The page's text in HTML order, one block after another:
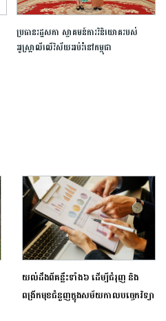
ប្រធានរដ្ឋសភា ស្វាគមន៍ការវិនិយោគរបស់
អូស្រ្តាលីលើវិស័យអប់រំនៅកម្ពុជា
យល់ដឹងពីគន្លឹះទាំង៦ ដើម្បីជំរុញ និង
ពង្រីកមុខជំនួញក្នុងសម័យកាលបច្ចេកវិទ្យា